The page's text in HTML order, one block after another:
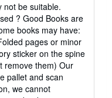
not be suitable.
? Good Books are
books may have:
pages or minor
sticker on the spine
remove them) Our
pallet and scan
we cannot